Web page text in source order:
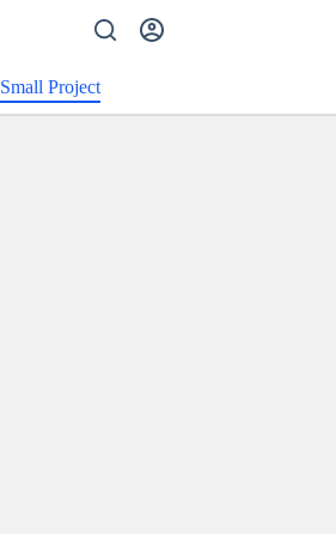
Small Project